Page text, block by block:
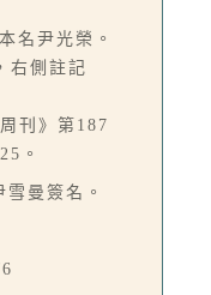
名尹光榮。
右側註記
刊》第187
。
曼簽名。